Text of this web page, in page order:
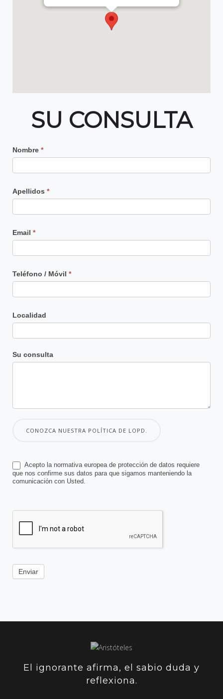
SU CONSULTA
Contacto
Principal
Nombre *
Apellidos *
Email *
Teléfono / Móvil *
Localidad
Su consulta
CONOZCA NUESTRA POLÍTICA DE LOPD.
Acepto la normativa europea de protección de datos requiere
que nos confirme sus datos para que sigamos manteniendo la
comunicación con Usted.
Enviar
El ignorante afirma, el sabio duda y
reflexiona.